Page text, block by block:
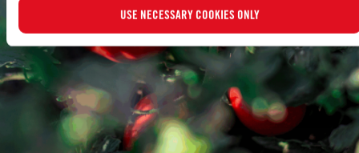
USE NECESSARY COOKIES ONLY